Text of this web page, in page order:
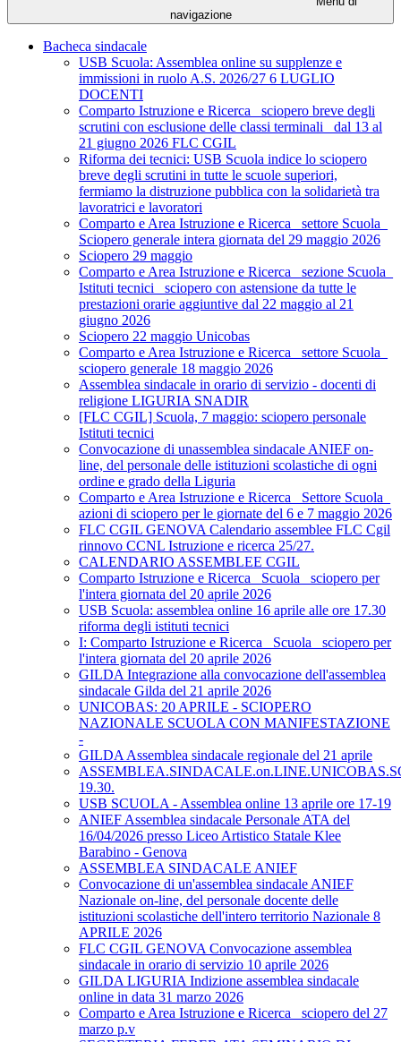
navigazione
Bacheca sindacale
USB Scuola: Assemblea online su supplenze e
immissioni in ruolo A.S. 2026/27 6 LUGLIO
DOCENTI
Comparto Istruzione e Ricerca_ sciopero breve degli
scrutini con esclusione delle classi terminali_ dal 13 al
21 giugno 2026 FLC CGIL
Riforma dei tecnici: USB Scuola indice lo sciopero
breve degli scrutini in tutte le scuole superiori,
fermiamo la distruzione pubblica con la solidarietà tra
lavoratrici e lavoratori
Comparto e Area Istruzione e Ricerca_ settore Scuola_
Sciopero generale intera giornata del 29 maggio 2026
Sciopero 29 maggio
Comparto e Area Istruzione e Ricerca_ sezione Scuola_
Istituti tecnici_ sciopero con astensione da tutte le
prestazioni orarie aggiuntive dal 22 maggio al 21
giugno 2026
Sciopero 22 maggio Unicobas
Comparto e Area Istruzione e Ricerca_ settore Scuola_
sciopero generale 18 maggio 2026
Assemblea sindacale in orario di servizio - docenti di
religione LIGURIA SNADIR
[FLC CGIL] Scuola, 7 maggio: sciopero personale
Istituti tecnici
Convocazione di unassemblea sindacale ANIEF on-
line, del personale delle istituzioni scolastiche di ogni
ordine e grado della Liguria
Comparto e Area Istruzione e Ricerca_ Settore Scuola_
azioni di sciopero per le giornate del 6 e 7 maggio 2026
FLC CGIL GENOVA Calendario assemblee FLC Cgil
rinnovo CCNL Istruzione e ricerca 25/27.
CALENDARIO ASSEMBLEE CGIL
Comparto Istruzione e Ricerca_ Scuola_ sciopero per
l'intera giornata del 20 aprile 2026
USB Scuola: assemblea online 16 aprile alle ore 17.30
riforma degli istituti tecnici
I: Comparto Istruzione e Ricerca_ Scuola_ sciopero per
l'intera giornata del 20 aprile 2026
GILDA Integrazione alla convocazione dell'assemblea
sindacale Gilda del 21 aprile 2026
UNICOBAS: 20 APRILE - SCIOPERO
NAZIONALE SCUOLA CON MANIFESTAZIONE
-
GILDA Assemblea sindacale regionale del 21 aprile
19.30.
USB SCUOLA - Assemblea online 13 aprile ore 17-19
ANIEF Assemblea sindacale Personale ATA del
16/04/2026 presso Liceo Artistico Statale Klee
Barabino - Genova
ASSEMBLEA SINDACALE ANIEF
Convocazione di un'assemblea sindacale ANIEF
Nazionale on-line, del personale docente delle
istituzioni scolastiche dell'intero territorio Nazionale 8
APRILE 2026
FLC CGIL GENOVA Convocazione assemblea
sindacale in orario di servizio 10 aprile 2026
GILDA LIGURIA Indizione assemblea sindacale
online in data 31 marzo 2026
Comparto e Area Istruzione e Ricerca_ sciopero del 27
marzo p.v